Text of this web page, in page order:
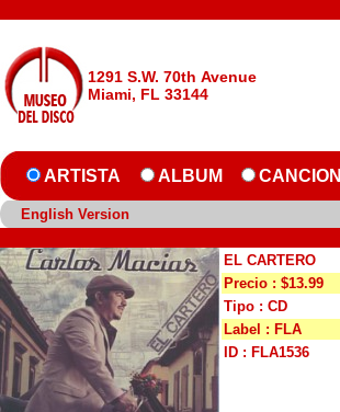
1291 S.W. 70th Avenue
Miami, FL 33144
ARTISTA ALBUM CANCION
English Version
EL CARTERO
Precio : $13.99
Tipo : CD
Label : FLA
ID : FLA1536